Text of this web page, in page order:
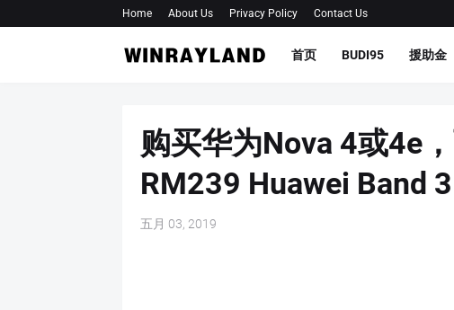
Home About Us Privacy Policy Contact Us
首页 BUDI95 援助金
购买华为Nova 4或4e
RM239 Huawei Band 3
五月 03, 2019